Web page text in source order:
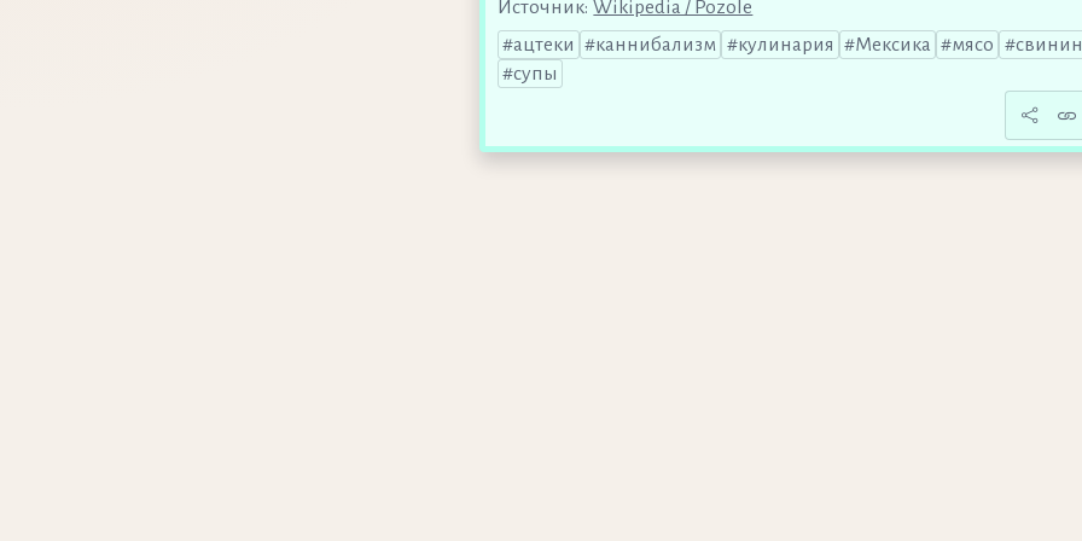
Источник: Wikipedia / Pozole
ацтеки
каннибализм кулинария Мексика мясо
супы